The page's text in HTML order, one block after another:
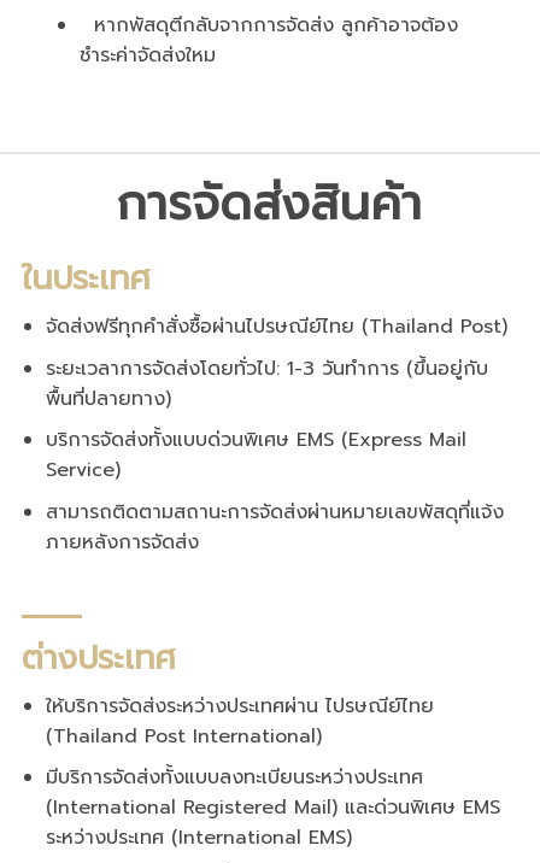
หากพัสดุตีกลับจากการจัดส่ง ลูกค้าอาจต้อง
ชำระค่าจัดส่งใหม
การจัดส่งสินค้า
ในประเทศ
จัดส่งฟรีทุกคำสั่งซื้อผ่านไปรษณีย์ไทย (Thailand Post)
ระยะเวลาการจัดส่งโดยทั่วไป: 1-3 วันทำการ (ขึ้นอยู่กับ
พื้นที่ปลายทาง)
บริการจัดส่งทั้งแบบด่วนพิเศษ EMS (Express Mail
Service)
สามารถติดตามสถานะการจัดส่งผ่านหมายเลขพัสดุที่แจ้ง
ภายหลังการจัดส่ง
ต่างประเทศ
ให้บริการจัดส่งระหว่างประเทศผ่าน ไปรษณีย์ไทย
(Thailand Post International)
มีบริการจัดส่งทั้งแบบลงทะเบียนระหว่างประเทศ
(International Registered Mail) และด่วนพิเศษ EMS
ระหว่างประเทศ (International EMS)